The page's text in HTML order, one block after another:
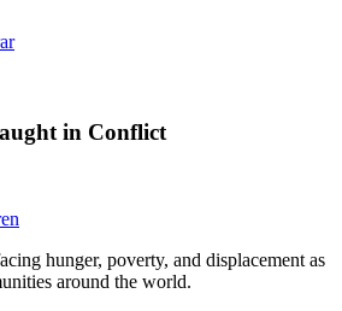
in Conflict
hunger, poverty, and displacement as
around the world.